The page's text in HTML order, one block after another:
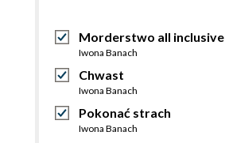
Morderstwo all inclusive
Iwona Banach
Chwast
Iwona Banach
Pokonać strach
Iwona Banach